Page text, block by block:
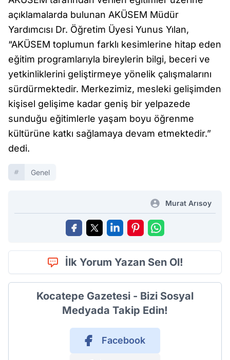
açıklamalarda bulunan AKÜSEM Müdür
Yardımcısı Dr. Öğretim Üyesi Yunus Yılan,
“AKÜSEM toplumun farklı kesimlerine hitap eden
eğitim programlarıyla bireylerin bilgi, beceri ve
yetkinliklerini geliştirmeye yönelik çalışmalarını
sürdürmektedir. Merkezimiz, mesleki gelişimden
kişisel gelişime kadar geniş bir yelpazede
sunduğu eğitimlerle yaşam boyu öğrenme
kültürüne katkı sağlamaya devam etmektedir.”
dedi.
Genel
Murat Arısoy
İlk Yorum Yazan Sen Ol!
Kocatepe Gazetesi - Bizi Sosyal
Medyada Takip Edin!
Facebook